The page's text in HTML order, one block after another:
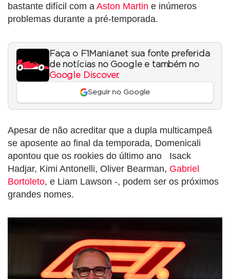
bastante difícil com a Aston Martin e inúmeros
problemas durante a pré-temporada.
Faça o F1Mania.net sua fonte preferida
de notícias no Google e também no
Google Discover.
Seguir no Google
Apesar de não acreditar que a dupla multicampeã
se aposente ao final da temporada, Domenicali
apontou que os rookies do último ano Isack
Hadjar, Kimi Antonelli, Oliver Bearman, Gabriel
Bortoleto, e Liam Lawson -, podem ser os próximos
grandes nomes.